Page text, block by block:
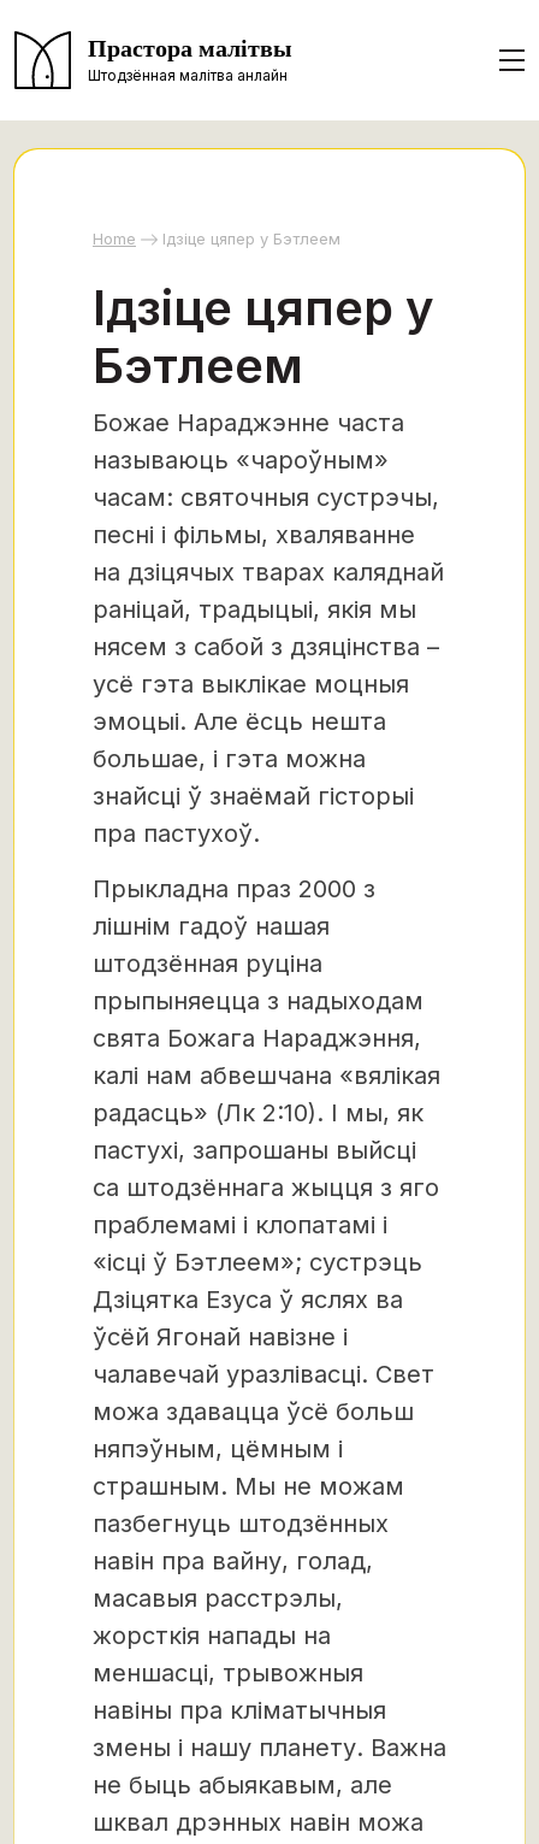
Прастора малітвы
Штодзённая малітва анлайн
Home Ідзіце цяпер у Бэтлеем
Ідзіце цяпер у
Бэтлеем
Божае Нараджэнне часта
называюць «чароўным»
часам: святочныя сустрэчы,
песні і фільмы, хваляванне
на дзіцячых тварах каляднай
раніцай, традыцыі, якія мы
нясем з сабой з дзяцінства –
усё гэта выклікае моцныя
эмоцыі. Але ёсць нешта
большае, і гэта можна
знайсці ў знаёмай гісторыі
пра пастухоў.
Прыкладна праз 2000 з
лішнім гадоў нашая
штодзённая руціна
прыпыняецца з надыходам
свята Божага Нараджэння,
калі нам абвешчана «вялікая
радасць» (Лк 2:10). І мы, як
пастухі, запрошаны выйсці
са штодзённага жыцця з яго
праблемамі і клопатамі і
«ісці ў Бэтлеем»; сустрэць
Дзіцятка Езуса ў яслях ва
ўсёй Ягонай навізне і
чалавечай уразлівасці. Свет
можа здавацца ўсё больш
няпэўным, цёмным і
страшным. Мы не можам
пазбегнуць штодзённых
навін пра вайну, голад,
масавыя расстрэлы,
жорсткія напады на
меншасці, трывожныя
навіны пра кліматычныя
змены і нашу планету. Важна
не быць абыякавым, але
шквал дрэнных навін можа